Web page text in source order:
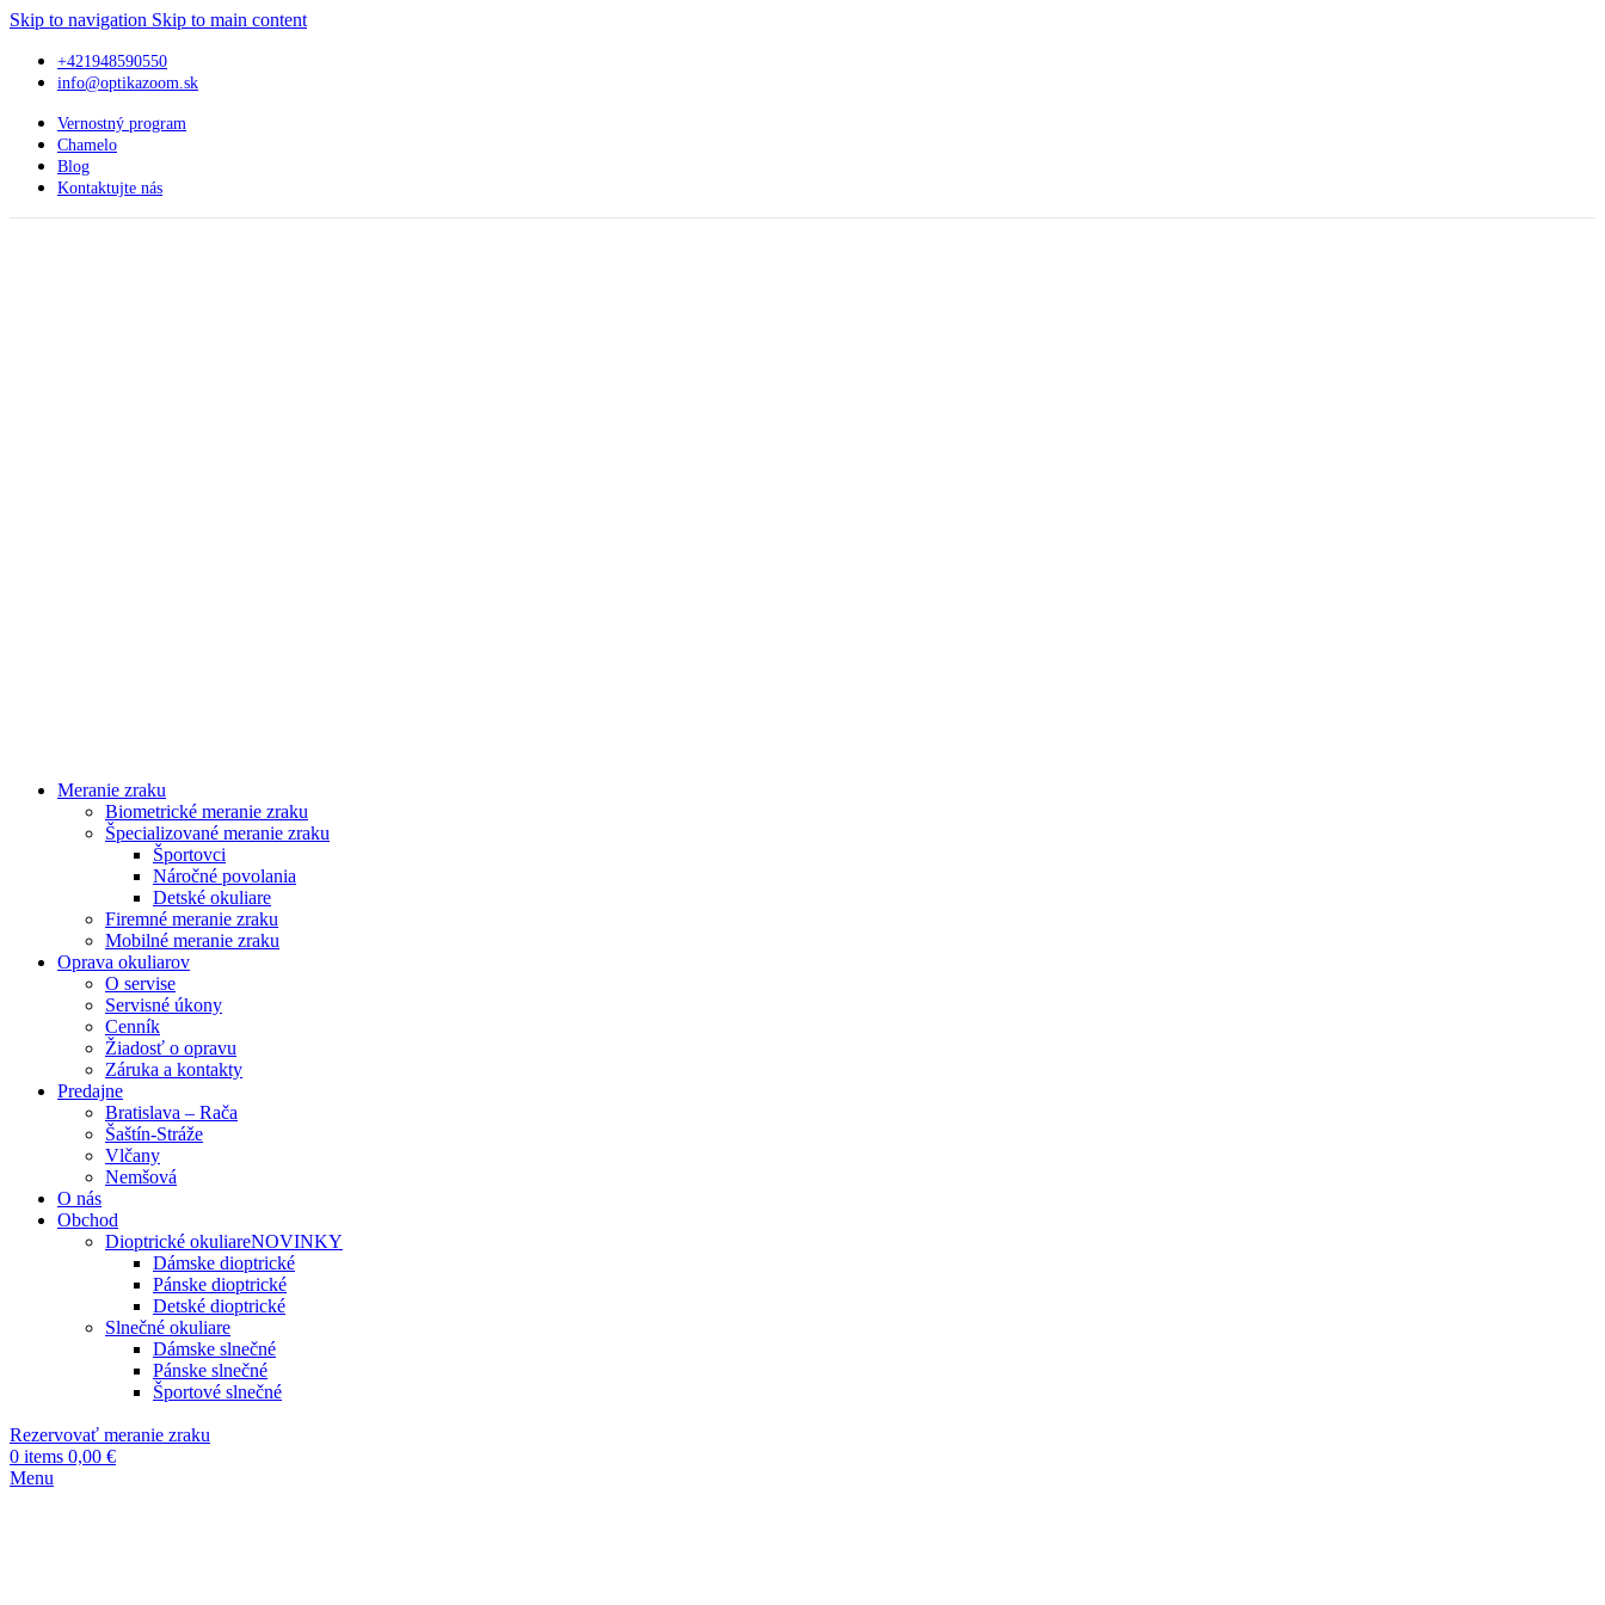
Skip to navigation Skip to main content
+421948590550
info@optikazoom.sk
Vernostný program
Chamelo
Blog
Kontaktujte nás
Meranie zraku
Biometrické meranie zraku
Špecializované meranie zraku
Športovci
Náročné povolania
Detské okuliare
Firemné meranie zraku
Mobilné meranie zraku
Oprava okuliarov
O servise
Servisné úkony
Cenník
Žiadosť o opravu
Záruka a kontakty
Predajne
Bratislava – Rača
Šaštín-Stráže
Vlčany
Nemšová
O nás
Obchod
Dioptrické okuliareNOVINKY
Dámske dioptrické
Pánske dioptrické
Detské dioptrické
Slnečné okuliare
Dámske slnečné
Pánske slnečné
Športové slnečné
Rezervovať meranie zraku
0 items 0,00 €
Menu